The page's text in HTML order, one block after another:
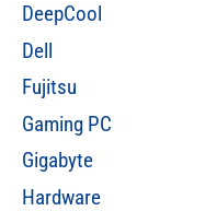
DeepCool
Dell
Fujitsu
Gaming PC
Gigabyte
Hardware